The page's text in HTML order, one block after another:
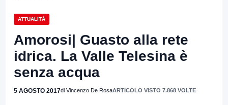
ATTUALITÀ
Amorosi| Guasto alla rete
idrica. La Valle Telesina è
senza acqua
5 AGOSTO 2017di Vincenzo De RosaARTICOLO VISTO 7.868 VOLTE